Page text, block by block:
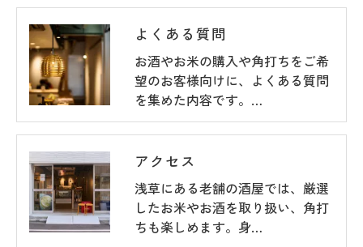
よくある質問
お酒やお米の購入や角打ちをご希
望のお客様向けに、よくある質問
を集めた内容です。…
アクセス
浅草にある老舗の酒屋では、厳選
したお米やお酒を取り扱い、角打
ちも楽しめます。身…